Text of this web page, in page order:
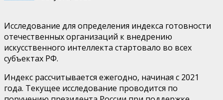
Исследование для определения индекса готовности
отечественных организаций к внедрению
искусственного интеллекта стартовало во всех
субъектах РФ.
Индекс рассчитывается ежегодно, начиная с 2021
года. Текущее исследование проводится по